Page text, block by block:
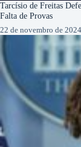
Tarcísio de Freitas
Falta de Provas
22 de novembro de 2024